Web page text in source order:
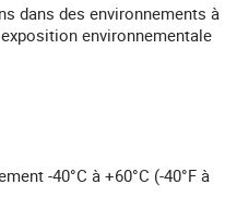
dans des environnements à
environnementale
-40°C à +60°C (-40°F à